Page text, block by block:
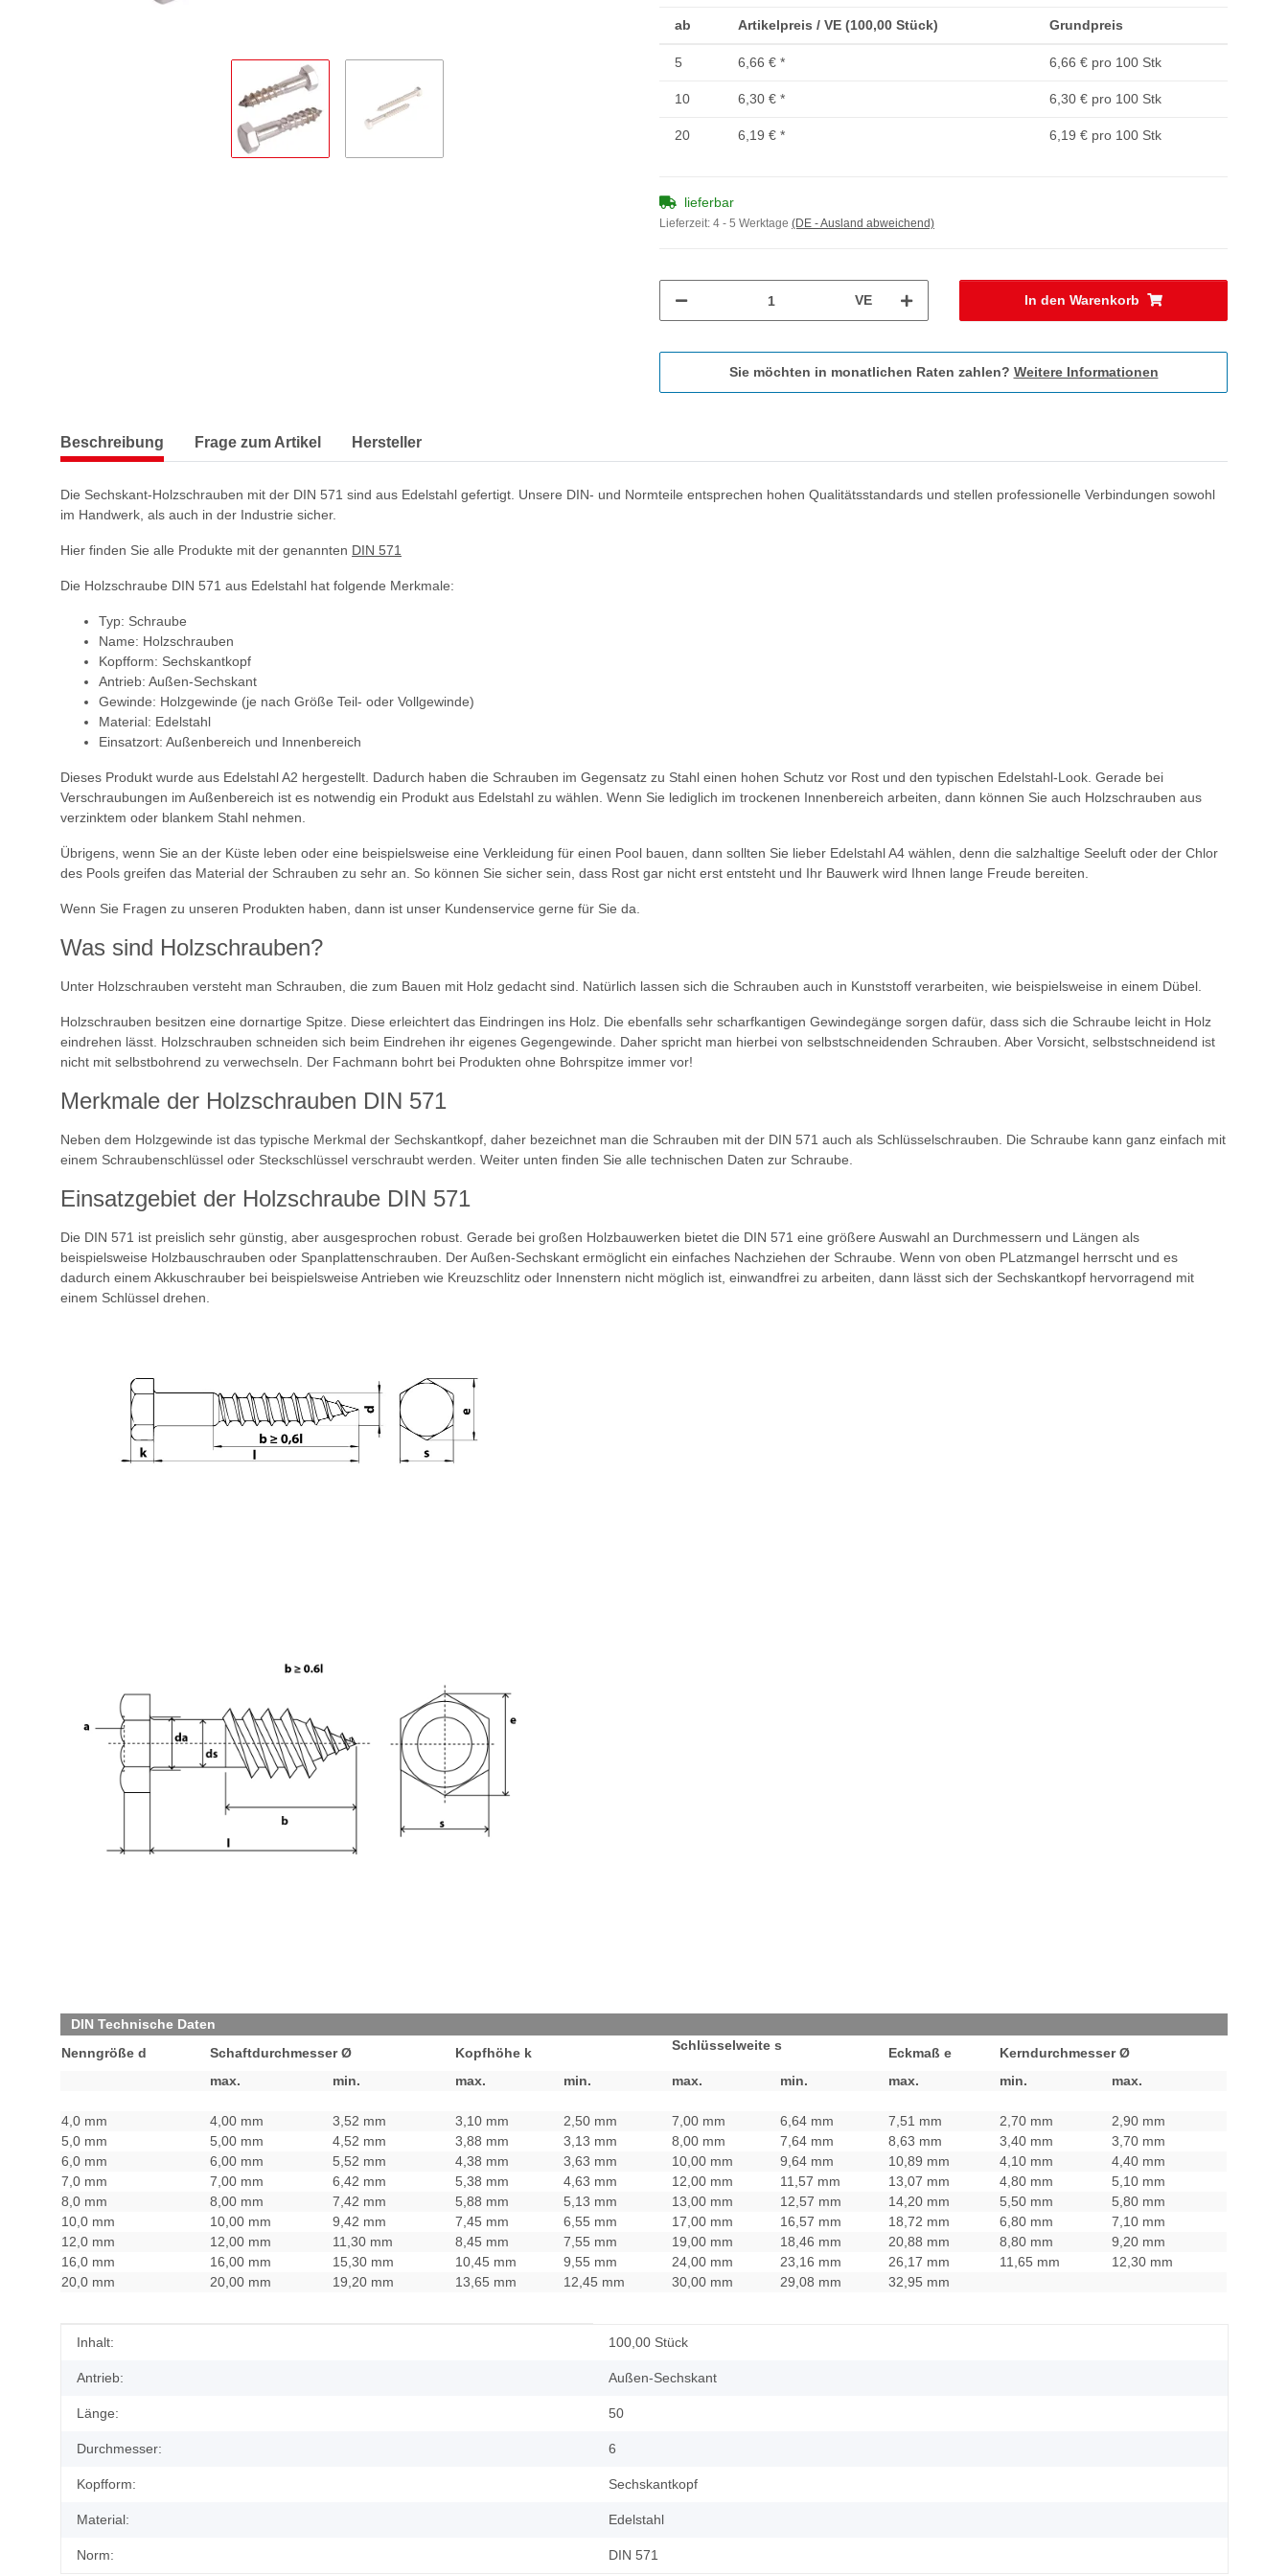
ab Artikelpreis / VE (100,00 Stück) Grundpreis
5 6,66 € * 6,66 € pro 100 Stk
10 6,30 € * 6,30 € pro 100 Stk
20 6,19 € * 6,19 € pro 100 Stk
lieferbar
Lieferzeit: 4 - 5 Werktage (DE - Ausland abweichend)
VE In den Warenkorb
Sie möchten in monatlichen Raten zahlen? Weitere Informationen
Beschreibung Frage zum Artikel Hersteller
Die Sechskant-Holzschrauben mit der DIN 571 sind aus Edelstahl gefertigt. Unsere DIN- und Normteile entsprechen hohen Qualitätsstandards und stellen professionelle Verbindungen sowohl
im Handwerk, als auch in der Industrie sicher.
Hier finden Sie alle Produkte mit der genannten DIN 571
Die Holzschraube DIN 571 aus Edelstahl hat folgende Merkmale:
Typ: Schraube
Name: Holzschrauben
Kopfform: Sechskantkopf
Antrieb: Außen-Sechskant
Gewinde: Holzgewinde (je nach Größe Teil- oder Vollgewinde)
Material: Edelstahl
Einsatzort: Außenbereich und Innenbereich
Dieses Produkt wurde aus Edelstahl A2 hergestellt. Dadurch haben die Schrauben im Gegensatz zu Stahl einen hohen Schutz vor Rost und den typischen Edelstahl-Look. Gerade bei
Verschraubungen im Außenbereich ist es notwendig ein Produkt aus Edelstahl zu wählen. Wenn Sie lediglich im trockenen Innenbereich arbeiten, dann können Sie auch Holzschrauben aus
verzinktem oder blankem Stahl nehmen.
Übrigens, wenn Sie an der Küste leben oder eine beispielsweise eine Verkleidung für einen Pool bauen, dann sollten Sie lieber Edelstahl A4 wählen, denn die salzhaltige Seeluft oder der Chlor
des Pools greifen das Material der Schrauben zu sehr an. So können Sie sicher sein, dass Rost gar nicht erst entsteht und Ihr Bauwerk wird Ihnen lange Freude bereiten.
Wenn Sie Fragen zu unseren Produkten haben, dann ist unser Kundenservice gerne für Sie da.
Was sind Holzschrauben?
Unter Holzschrauben versteht man Schrauben, die zum Bauen mit Holz gedacht sind. Natürlich lassen sich die Schrauben auch in Kunststoff verarbeiten, wie beispielsweise in einem Dübel.
Holzschrauben besitzen eine dornartige Spitze. Diese erleichtert das Eindringen ins Holz. Die ebenfalls sehr scharfkantigen Gewindegänge sorgen dafür, dass sich die Schraube leicht in Holz
eindrehen lässt. Holzschrauben schneiden sich beim Eindrehen ihr eigenes Gegengewinde. Daher spricht man hierbei von selbstschneidenden Schrauben. Aber Vorsicht, selbstschneidend ist
nicht mit selbstbohrend zu verwechseln. Der Fachmann bohrt bei Produkten ohne Bohrspitze immer vor!
Merkmale der Holzschrauben DIN 571
Neben dem Holzgewinde ist das typische Merkmal der Sechskantkopf, daher bezeichnet man die Schrauben mit der DIN 571 auch als Schlüsselschrauben. Die Schraube kann ganz einfach mit
einem Schraubenschlüssel oder Steckschlüssel verschraubt werden. Weiter unten finden Sie alle technischen Daten zur Schraube.
Einsatzgebiet der Holzschraube DIN 571
Die DIN 571 ist preislich sehr günstig, aber ausgesprochen robust. Gerade bei großen Holzbauwerken bietet die DIN 571 eine größere Auswahl an Durchmessern und Längen als
beispielsweise Holzbauschrauben oder Spanplattenschrauben. Der Außen-Sechskant ermöglicht ein einfaches Nachziehen der Schraube. Wenn von oben PLatzmangel herrscht und es
dadurch einem Akkuschrauber bei beispielsweise Antrieben wie Kreuzschlitz oder Innenstern nicht möglich ist, einwandfrei zu arbeiten, dann lässt sich der Sechskantkopf hervorragend mit
einem Schlüssel drehen.
DIN Technische Daten
Nenngröße d
Schaftdurchmesser Ø Kopfhöhe k Schlüsselweite s Eckmaß e
Kerndurchmesser Ø
max.
min. max. min. max. min. max. min. max.
4,0 mm 4,00 mm 3,52 mm 3,10 mm 2,50 mm 7,00 mm 6,64 mm 7,51 mm 2,70 mm
2,90 mm
5,0 mm
5,00 mm 4,52 mm 3,88 mm 3,13 mm 8,00 mm 7,64 mm 8,63 mm 3,40 mm
3,70 mm
6,0 mm
6,00 mm 5,52 mm 4,38 mm 3,63 mm 10,00 mm 9,64 mm 10,89 mm 4,10 mm
4,40 mm
7,0 mm
7,00 mm 6,42 mm 5,38 mm 4,63 mm 12,00 mm 11,57 mm 13,07 mm 4,80 mm
5,10 mm
8,0 mm
8,00 mm 7,42 mm 5,88 mm 5,13 mm 13,00 mm 12,57 mm 14,20 mm 5,50 mm
5,80 mm
10,0 mm
10,00 mm 9,42 mm 7,45 mm 6,55 mm 17,00 mm 16,57 mm 18,72 mm 6,80 mm
7,10 mm
12,0 mm
12,00 mm 11,30 mm 8,45 mm 7,55 mm 19,00 mm 18,46 mm 20,88 mm 8,80 mm
9,20 mm
16,0 mm
16,00 mm 15,30 mm 10,45 mm 9,55 mm 24,00 mm 23,16 mm 26,17 mm 11,65 mm
12,30 mm
20,0 mm
20,00 mm 19,20 mm 13,65 mm 12,45 mm 30,00 mm 29,08 mm 32,95 mm
Produkteigenschaft
Wert
Inhalt: 100,00 Stück
Antrieb: Außen-Sechskant
Länge: 50
Durchmesser: 6
Kopfform: Sechskantkopf
Material: Edelstahl
Norm: DIN 571